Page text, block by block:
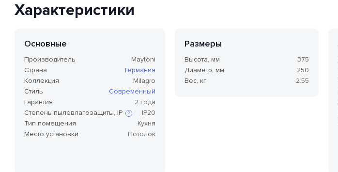
Характеристики
Основные
Производитель
Maytoni
Страна
Германия
Коллекция
Milagro
Стиль
Современный
Гарантия
2 года
Степень пылевлагозащиты, IP
IP20
Тип помещения
Кухня
Место установки
Потолок
Размеры
Высота, мм
375
Диаметр, мм
250
Вес, кг
2.55